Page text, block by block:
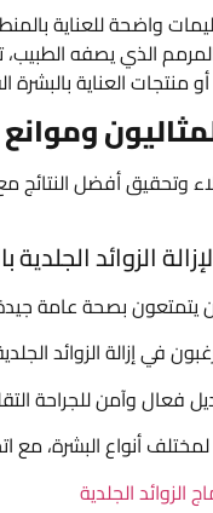
واضحة للعناية
الذي يصفه
منتجات العناية بالبشرة
وموانع
أفضل النتائج مع
الزوائد الجلدية
يتمتعون بصحة عامة
في إزالة الزوائد
فعال وآمن للجراحة
أنواع البشرة، مع
الزوائد الجلدية